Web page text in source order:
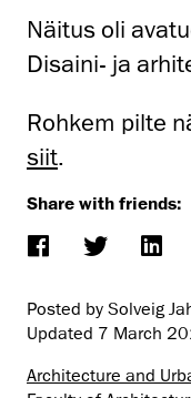
Näitus oli
Disaini- ja
Rohkem pilte
siit.
Share with friends:
Posted by Solveig
Updated 7 March
Architecture and